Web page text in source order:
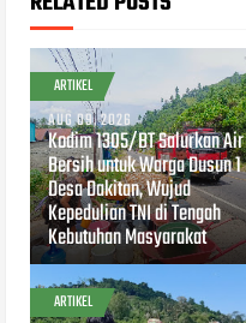
ARTIKEL
AUG 09, 2026
Kodim 1305/BT Salurkan Air
Bersih untuk Warga Dusun 1
Desa Dakitan, Wujud
Kepedulian TNI di Tengah
Kebutuhan Masyarakat
ARTIKEL